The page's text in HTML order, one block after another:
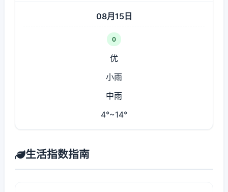
08月15日
0
优
小雨
中雨
4°~14°
生活指数指南